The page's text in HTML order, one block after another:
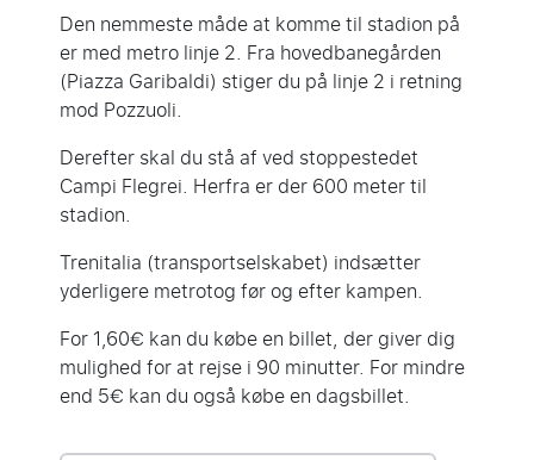
Den nemmeste måde at komme til stadion på
er med metro linje 2. Fra hovedbanegården
(Piazza Garibaldi) stiger du på linje 2 i retning
mod Pozzuoli.
Derefter skal du stå af ved stoppestedet
Campi Flegrei. Herfra er der 600 meter til
stadion.
Trenitalia (transportselskabet) indsætter
yderligere metrotog før og efter kampen.
For 1,60€ kan du købe en billet, der giver dig
mulighed for at rejse i 90 minutter. For mindre
end 5€ kan du også købe en dagsbillet.